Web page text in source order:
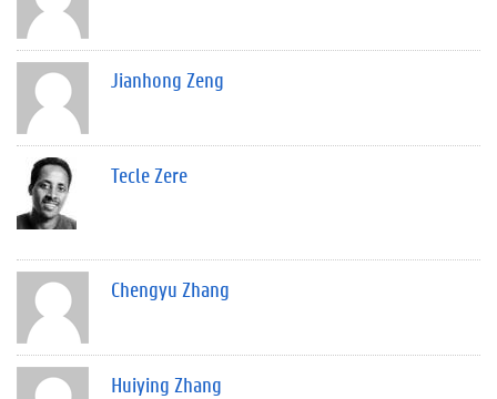
Jianhong Zeng
Tecle Zere
Chengyu Zhang
Huiying Zhang